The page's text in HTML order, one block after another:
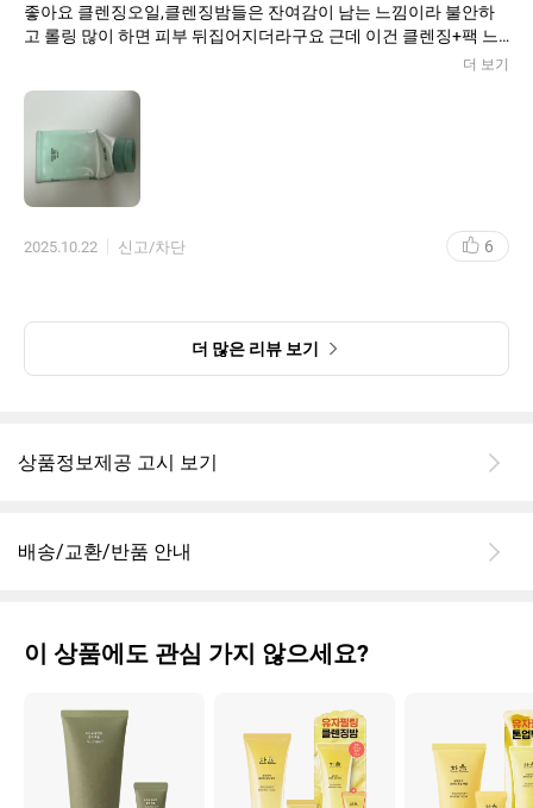
“세안 후 촉촉함” 만족도가 약알칼리 타입 대비 97%라는 수치가 나
와요.
“쑥 향이 은은하게 퍼져서 세안하면 힐링되는 기분”이라는 사용후
기도 있어요.
언니의파우치
텍스처가 ‘쑥떡’이라는 표현으로 밀착감 있고 재미있다는 의견이 있
좋아요 클렌징오일,클렌징밤들은 잔여감이 남는 느낌이라 불안하
고 롤링 많이 하면 피부 뒤집어지더라구요 근데 이건 클렌징+팩 느
낌이라 전혀 피부가 뒤집어지지 않았어요 만족합니다. 다만 양이 적
너무 헤퍼요. 대용량 만들어주세요. 그리고 이거 제품 자체에 사용
방법을 적어주시는게 좋을 것 같아요. 가끔 이게 뭐지 뭐하는데 쓰
는거지 합니다. 요새 하나두개만 제품 안쓰잖아요 여러개 있으면 얘
가 뭐하는 앤가 싶기도 하고..한율 쑥떡라인은 사용방법을 좀 익혀
서 쓰면 효과가 정말 좋은데 다들 거기까진 모르는 것 같아서 안타까
줄줄 샙니다.. 원래는 따로 올려둬서 몰랐는데 물이 잘 들어가요 개
더 보기
2025.10.22 신고/차단 6
더 많은 리뷰 보기
상품정보제공 고시 보기
배송/교환/반품 안내
이 상품에도 관심 가지 않으세요?